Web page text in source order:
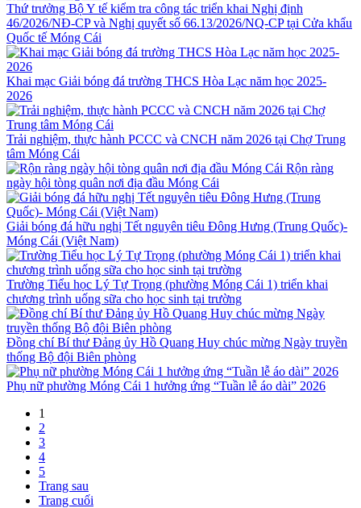
Thứ trưởng Bộ Y tế kiểm tra công tác triển khai Nghị định
46/2026/NĐ-CP và Nghị quyết số 66.13/2026/NQ-CP tại Cửa khẩu
Quốc tế Móng Cái
Khai mạc Giải bóng đá trường THCS Hòa Lạc năm học 2025-
2026
Trải nghiệm, thực hành PCCC và CNCH năm 2026 tại Chợ Trung
tâm Móng Cái
Rộn ràng
ngày hội tòng quân nơi địa đầu Móng Cái
Giải bóng đá hữu nghị Tết nguyên tiêu Đông Hưng (Trung Quốc)-
Móng Cái (Việt Nam)
Trường Tiểu học Lý Tự Trọng (phường Móng Cái 1) triển khai
chương trình uống sữa cho học sinh tại trường
Đồng chí Bí thư Đảng ủy Hồ Quang Huy chúc mừng Ngày truyền
thống Bộ đội Biên phòng
Phụ nữ phường Móng Cái 1 hưởng ứng “Tuần lễ áo dài” 2026
1
2
3
4
5
Trang sau
Trang cuối